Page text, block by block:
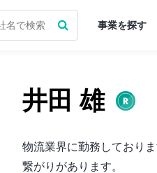
事業を探す
井田 雄
物流業界に勤務しており
繋がりがあります。